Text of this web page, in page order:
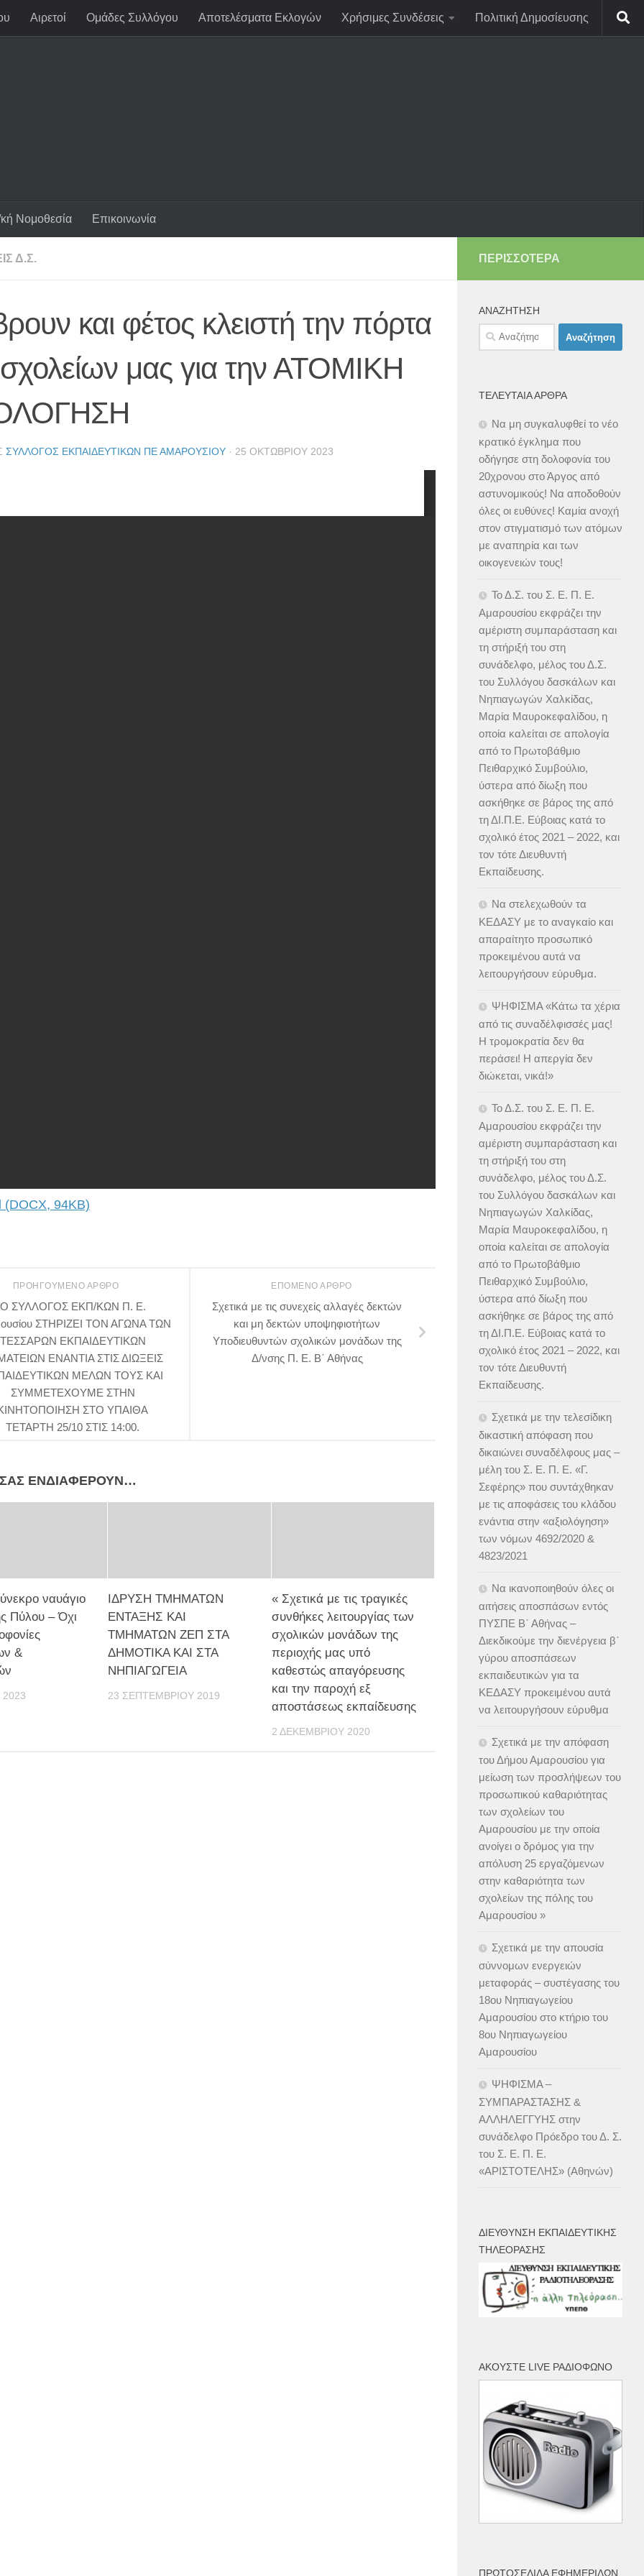
Αιρετοί Ομάδες Συλλόγου Αποτελέσματα Εκλογών Χρήσιμες Συνδέσεις Πολιτική Δημοσίευσης
Νομοθεσία Επικοινωνία
Δ.Σ.
και φέτος κλειστή την πόρτα
μας για την ΑΤΟΜΙΚΗ
ΣΎΛΛΟΓΟΣ ΕΚΠΑΙΔΕΥΤΙΚΏΝ ΠΕ ΑΜΑΡΟΥΣΊΟΥ · 25 ΟΚΤΩΒΡΊΟΥ 2023
(DOCX, 94KB)
ΕΠΌΜΕΝΟ ΆΡΘΡΟ
Σχετικά με τις συνεχείς αλλαγές δεκτών
και μη δεκτών υποψηφιοτήτων
Υποδιευθυντών σχολικών μονάδων της
Δ/νσης Π. Ε. Β΄ Αθήνας
ΠΡΟΗΓΟΎΜΕΝΟ ΆΡΘΡΟ
Ο ΣΥΛΛΟΓΟΣ ΕΚΠ/ΚΩΝ Π. Ε.
ΣΤΗΡΙΖΕΙ ΤΟΝ ΑΓΩΝΑ ΤΩΝ
ΤΕΣΣΑΡΩΝ ΕΚΠΑΙΔΕΥΤΙΚΩΝ
ΕΝΑΝΤΙΑ ΣΤΙΣ ΔΙΩΞΕΙΣ
ΜΕΛΩΝ ΤΟΥΣ ΚΑΙ
ΣΥΜΜΕΤΕΧΟΥΜΕ ΣΤΗΝ
ΣΤΟ ΥΠΑΙΘΑ
ΤΕΤΑΡΤΗ 25/10 ΣΤΙΣ 14:00.
ΣΑΣ ΕΝΔΙΑΦΈΡΟΥΝ…
ναυάγιο
Πύλου – Όχι
&
ΙΔΡΥΣΗ ΤΜΗΜΑΤΩΝ
ΕΝΤΑΞΗΣ ΚΑΙ
ΤΜΗΜΑΤΩΝ ΖΕΠ ΣΤΑ
ΔΗΜΟΤΙΚΑ ΚΑΙ ΣΤΑ
ΝΗΠΙΑΓΩΓΕΙΑ
23 ΣΕΠΤΕΜΒΡΊΟΥ 2019
« Σχετικά με τις τραγικές
συνθήκες λειτουργίας των
σχολικών μονάδων της
περιοχής μας υπό
καθεστώς απαγόρευσης
και την παροχή εξ
αποστάσεως εκπαίδευσης
2 ΔΕΚΕΜΒΡΊΟΥ 2020
ΠΕΡΙΣΣΌΤΕΡΑ
ΑΝΑΖΉΤΗΣΗ
Αναζήτηση
για:
ΤΕΛΕΥΤΑΊΑ ΆΡΘΡΑ
Να μη συγκαλυφθεί το νέο
κρατικό έγκλημα που
οδήγησε στη δολοφονία του
20χρονου στο Άργος από
αστυνομικούς! Να αποδοθούν
όλες οι ευθύνες! Καμία ανοχή
στον στιγματισμό των ατόμων
με αναπηρία και των
οικογενειών τους!
Το Δ.Σ. του Σ. Ε. Π. Ε.
Αμαρουσίου εκφράζει την
αμέριστη συμπαράσταση και
τη στήριξή του στη
συνάδελφο, μέλος του Δ.Σ.
του Συλλόγου δασκάλων και
Νηπιαγωγών Χαλκίδας,
Μαρία Μαυροκεφαλίδου, η
οποία καλείται σε απολογία
από το Πρωτοβάθμιο
Πειθαρχικό Συμβούλιο,
ύστερα από δίωξη που
ασκήθηκε σε βάρος της από
τη ΔΙ.Π.Ε. Εύβοιας κατά το
σχολικό έτος 2021 – 2022, και
τον τότε Διευθυντή
Εκπαίδευσης.
Να στελεχωθούν τα
ΚΕΔΑΣΥ με το αναγκαίο και
απαραίτητο προσωπικό
προκειμένου αυτά να
λειτουργήσουν εύρυθμα.
ΨΗΦΙΣΜΑ «Κάτω τα χέρια
από τις συναδέλφισσές μας!
Η τρομοκρατία δεν θα
περάσει! Η απεργία δεν
διώκεται, νικά!»
Το Δ.Σ. του Σ. Ε. Π. Ε.
Αμαρουσίου εκφράζει την
αμέριστη συμπαράσταση και
τη στήριξή του στη
συνάδελφο, μέλος του Δ.Σ.
του Συλλόγου δασκάλων και
Νηπιαγωγών Χαλκίδας,
Μαρία Μαυροκεφαλίδου, η
οποία καλείται σε απολογία
από το Πρωτοβάθμιο
Πειθαρχικό Συμβούλιο,
ύστερα από δίωξη που
ασκήθηκε σε βάρος της από
τη ΔΙ.Π.Ε. Εύβοιας κατά το
σχολικό έτος 2021 – 2022, και
τον τότε Διευθυντή
Εκπαίδευσης.
Σχετικά με την τελεσίδικη
δικαστική απόφαση που
δικαιώνει συναδέλφους μας –
μέλη του Σ. Ε. Π. Ε. «Γ.
Σεφέρης» που συντάχθηκαν
με τις αποφάσεις του κλάδου
ενάντια στην «αξιολόγηση»
των νόμων 4692/2020 &
4823/2021
Να ικανοποιηθούν όλες οι
αιτήσεις αποσπάσων εντός
ΠΥΣΠΕ Β΄ Αθήνας –
Διεκδικούμε την διενέργεια β΄
γύρου αποσπάσεων
εκπαιδευτικών για τα
ΚΕΔΑΣΥ προκειμένου αυτά
να λειτουργήσουν εύρυθμα
Σχετικά με την απόφαση
του Δήμου Αμαρουσίου για
μείωση των προσλήψεων του
προσωπικού καθαριότητας
των σχολείων του
Αμαρουσίου με την οποία
ανοίγει ο δρόμος για την
απόλυση 25 εργαζόμενων
στην καθαριότητα των
σχολείων της πόλης του
Αμαρουσίου »
Σχετικά με την απουσία
σύννομων ενεργειών
μεταφοράς – συστέγασης του
18ου Νηπιαγωγείου
Αμαρουσίου στο κτήριο του
8ου Νηπιαγωγείου
Αμαρουσίου
ΨΗΦΙΣΜΑ –
ΣΥΜΠΑΡΑΣΤΑΣΗΣ &
ΑΛΛΗΛΕΓΓΥΗΣ στην
συνάδελφο Πρόεδρο του Δ. Σ.
του Σ. Ε. Π. Ε.
«ΑΡΙΣΤΟΤΕΛΗΣ» (Αθηνών)
ΔΙΕΎΘΥΝΣΗ ΕΚΠΑΙΔΕΥΤΙΚΉΣ
ΤΗΛΕΌΡΑΣΗΣ
ΑΚΟΎΣΤΕ LIVE ΡΑΔΙΌΦΩΝΟ
ΠΡΩΤΟΣΈΛΙΔΑ ΕΦΗΜΕΡΊΔΩΝ